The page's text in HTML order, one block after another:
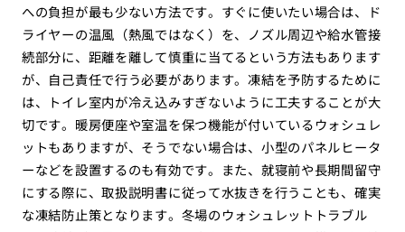
への負担が最も少ない方法です。すぐに使いたい場合は、ド
ライヤーの温風（熱風ではなく）を、ノズル周辺や給水管接
続部分に、距離を離して慎重に当てるという方法もあります
が、自己責任で行う必要があります。凍結を予防するために
は、トイレ室内が冷え込みすぎないように工夫することが大
切です。暖房便座や室温を保つ機能が付いているウォシュレ
ットもありますが、そうでない場合は、小型のパネルヒータ
ーなどを設置するのも有効です。また、就寝前や長期間留守
にする際に、取扱説明書に従って水抜きを行うことも、確実
な凍結防止策となります。冬場のウォシュレットトラブル